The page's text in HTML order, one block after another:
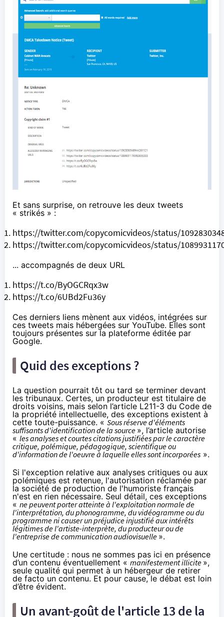
Et sans surprise, on retrouve les deux tweets
« strikés » :
https://twitter.com/copycomicvideos/status/
https://twitter.com/copycomicvideos/status/
... accompagnés de deux URL
https://t.co/ByOGCRqx3w
https://t.co/6UBd2Fu36y
Ces derniers liens mènent aux vidéos, intégrées sur
ces tweets mais hébergées sur YouTube. Elles sont
toujours présentes sur la plateforme éditée par
Google.
Quid des exceptions ?
La question pourrait tôt ou tard se terminer devant
les tribunaux. Certes, un producteur est titulaire de
droits voisins, mais selon l’article L211-3 du Code de
la propriété intellectuelle, des exceptions existent à
cette toute-puissance. « Sous réserve d'éléments
suffisants d'identification de la source », l’article autorise
« les analyses et courtes citations justifiées par le caractère
critique, polémique, pédagogique, scientifique ou
d'information de l'oeuvre à laquelle elles sont incorporées ».
Si l'exception relative aux analyses critiques ou aux
polémiques est retenue, l'autorisation réclamée par
la société de production de l'humoriste français
n'est en rien nécessaire. Seul détail, ces exceptions
« ne peuvent porter atteinte à l'exploitation normale de
l'interprétation, du phonogramme, du vidéogramme ou du
programme ni causer un préjudice injustifié aux intérêts
légitimes de l'artiste-interprète, du producteur ou de
l'entreprise de communication audiovisuelle ».
Une certitude : nous ne sommes pas ici en présence
d’un contenu éventuellement « manifestement illicite »,
seule qualité qui permet à un hébergeur de retirer
de facto un contenu. Et pour cause, le débat est loin
d’être évident.
Un avant-goût de l'article 13 de la